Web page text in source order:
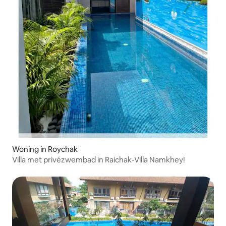
Woning in Roychak
Villa met privézwembad in Raichak-Villa Namkhey!